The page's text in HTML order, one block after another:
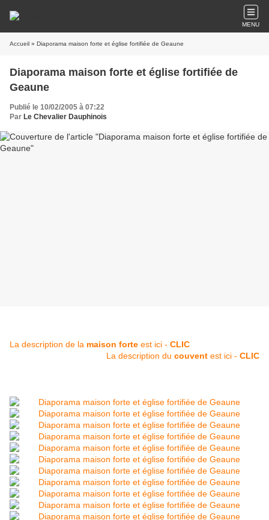
MENU
Accueil » Diaporama maison forte et église fortifiée de Geaune
Diaporama maison forte et église fortifiée de
Geaune
Publié le 10/02/2005 à 07:22
Par Le Chevalier Dauphinois
La description de la maison forte est ici - CLIC
La description du couvent est ici - CLIC